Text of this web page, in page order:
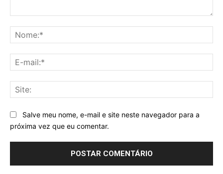
Salve meu nome, e-mail e site neste navegador para a
próxima vez que eu comentar.